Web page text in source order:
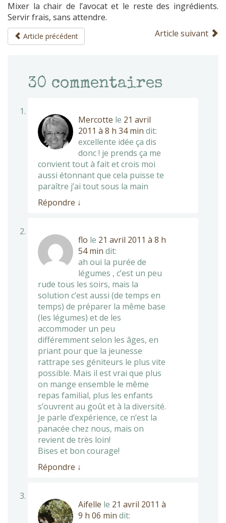
Mixer la chair de l’avocat et le reste des ingrédients.
Servir frais, sans attendre.
Article précédent Article suivant
30 commentaires
Mercotte le 21 avril
2011 à 8 h 34 min dit:
excellente idée ça dis
donc ! je prends ça me
convient tout à fait et crois moi
aussi étonnant que cela puisse te
paraître j’ai tout sous la main
Répondre ↓
flo le 21 avril 2011 à 8 h
54 min dit:
ah oui la purée de
légumes , c’est un peu
rude tous les soirs, mais la
solution c’est aussi (de temps en
temps) de préparer la même base
(les légumes) et de les
accommoder un peu
différemment selon les âges, en
priant pour que la jeunesse
rattrape ses géniteurs le plus vite
possible. Mais il est vrai que plus
on mange ensemble le même
repas familial, plus les enfants
s’ouvrent au goût et à la diversité.
Je parle d’expérience, ce n’est la
panacée chez nous, mais on
revient de très loin!
Bises et bon courage!
Répondre ↓
Aifelle le 21 avril 2011 à
9 h 06 min dit: